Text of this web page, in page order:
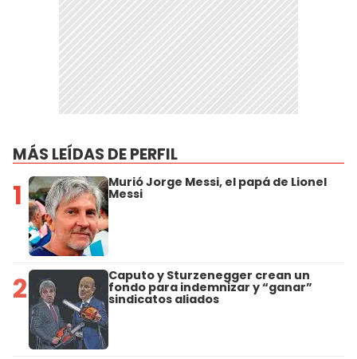
MÁS LEÍDAS DE PERFIL
1 Murió Jorge Messi, el papá de Lionel
Messi
2 Caputo y Sturzenegger crean un
fondo para indemnizar y “ganar”
sindicatos aliados